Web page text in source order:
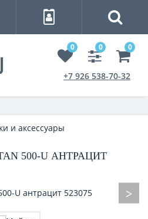
0 0 0
+7 926 538-70-32
и аксессуары
500-U АНТРАЦИТ